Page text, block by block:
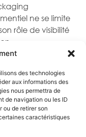
des technologies
aux informations des
nous permettra de
de navigation ou les ID
ou de retirer son
caractéristiques
ne se limite
rôle de visibilité
il accompagne
dans
et peut
à prolonger la
parole de la